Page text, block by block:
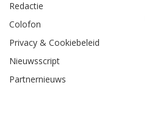
Redactie
Colofon
Privacy & Cookiebeleid
Nieuwsscript
Partnernieuws